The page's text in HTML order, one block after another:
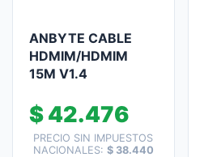
ANBYTE CABLE
HDMIM/HDMIM
15M V1.4
$42.476
PRECIO SIN IMPUESTOS
NACIONALES: $38.440